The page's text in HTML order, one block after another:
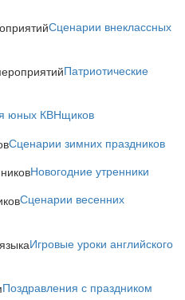
Сценарии внеклассных
Патриотические
юных КВНщиков
Сценарии зимних праздников
Новогодние утренники
Сценарии весенних
Игровые уроки английского
Поздравления с праздником